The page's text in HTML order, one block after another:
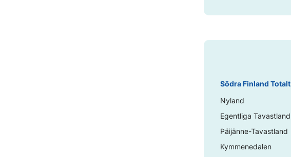
Södra Finland Totalt
Nyland
Egentliga Tavastland
Päijänne-Tavastland
Kymmenedalen